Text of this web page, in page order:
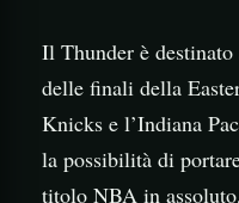
Il Thunder è
delle finali della
Knicks e l’Indiana
la possibilità di
titolo NBA in